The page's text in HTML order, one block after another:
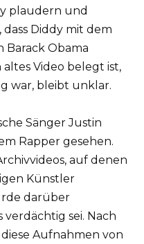
plaudern und
dass Diddy mit dem
Barack Obama
Video belegt ist,
war, bleibt unklar.
Sänger Justin
Rapper gesehen.
auf denen
Künstler
darüber
verdächtig sei. Nach
Aufnahmen von